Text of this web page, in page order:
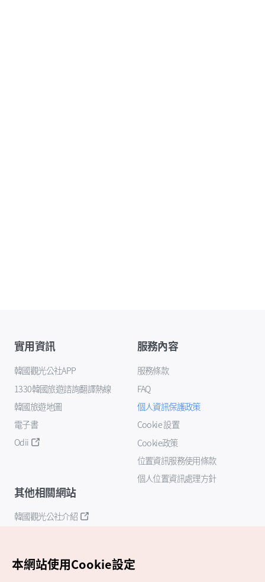
實用資訊
韓國觀光公社APP
1330韓國旅遊諮詢翻譯熱線
韓國旅遊地圖
電子書
Odii
服務內容
服務條款
FAQ
個人資訊保護政策
Cookie 設置
Cookie政策
位置資訊服務使用條款
個人位置資訊處理方針
其他相關網站
韓國觀光公社介紹
本網站使用Cookie設定